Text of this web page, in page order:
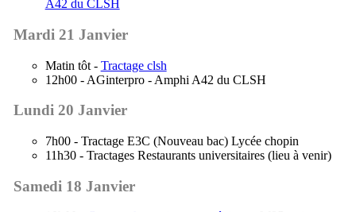
Samedi 18 Janvier
Lundi 20 Janvier
7h00 - Tractage E3C (Nouveau bac) Lycée chopin
11h30 - Tractages Restaurants universitaires (lieu à venir)
Mardi 21 Janvier
Matin tôt - Tractage clsh
12h00 - AGinterpro - Amphi A42 du CLSH
A42 du CLSH